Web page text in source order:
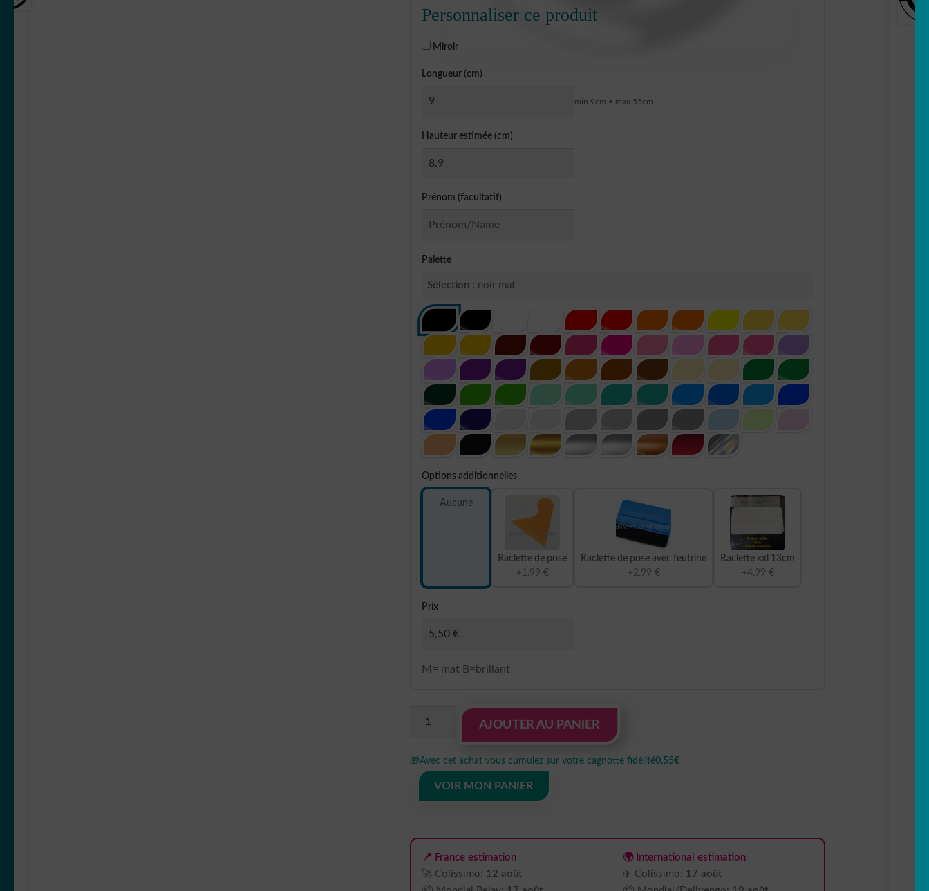
Personnaliser ce produit
Miroir
Longueur (cm)
min 9cm • max 55cm
Hauteur estimée (cm)
Prénom (facultatif)
Palette
Sélection : noir mat
Options additionnelles
Aucune
Raclette de pose
+1,99 €
Raclette de pose avec feutrine
+2,99 €
Raclette xxl 13cm
+4,99 €
Prix
M= mat B=brillant
Autocollant
volvo
60
limitation
DLC547901
AJOUTER AU PANIER
🎁Avec cet achat vous cumulez sur votre cagnotte fidélité0,55€
VOIR MON PANIER
📍 France estimation
🚀 Colissimo: 12 août
🌍 International estimation
✈️ Colissimo: 17 août